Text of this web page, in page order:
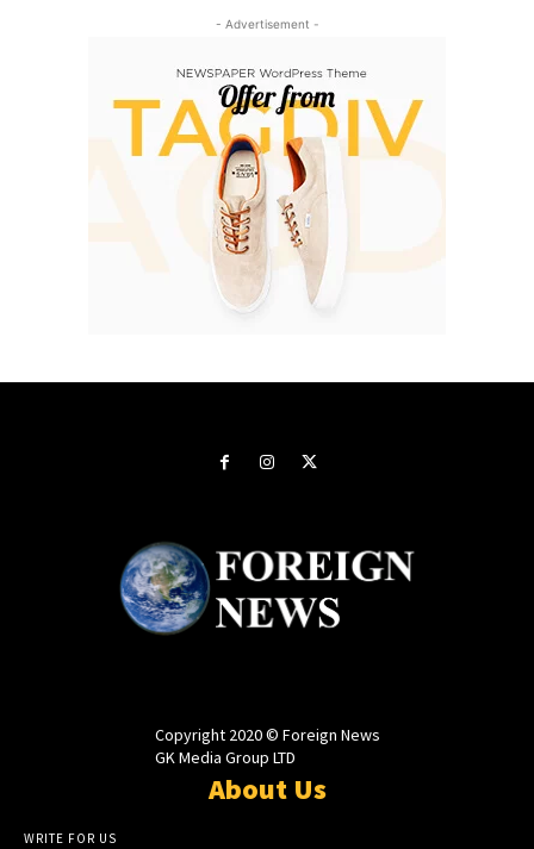
- Advertisement -
Copyright 2020 © Foreign News
GK Media Group LTD
About Us
WRITE FOR US